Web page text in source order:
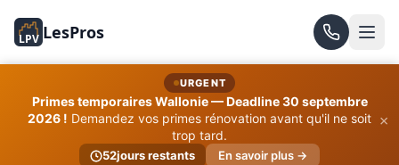
LPV LesPros
URGENT
Primes temporaires Wallonie — Deadline 30 septembre
2026 ! Demandez vos primes rénovation avant qu'il ne soit
trop tard.
52jours restants En savoir plus →
×